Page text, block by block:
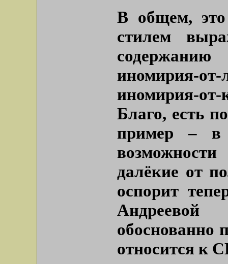
В общем,
стилем
содержанию
иномирия-
иномирия-
Благо, есть
пример – в
далёкие от
оспорит
обоснованно
относится к